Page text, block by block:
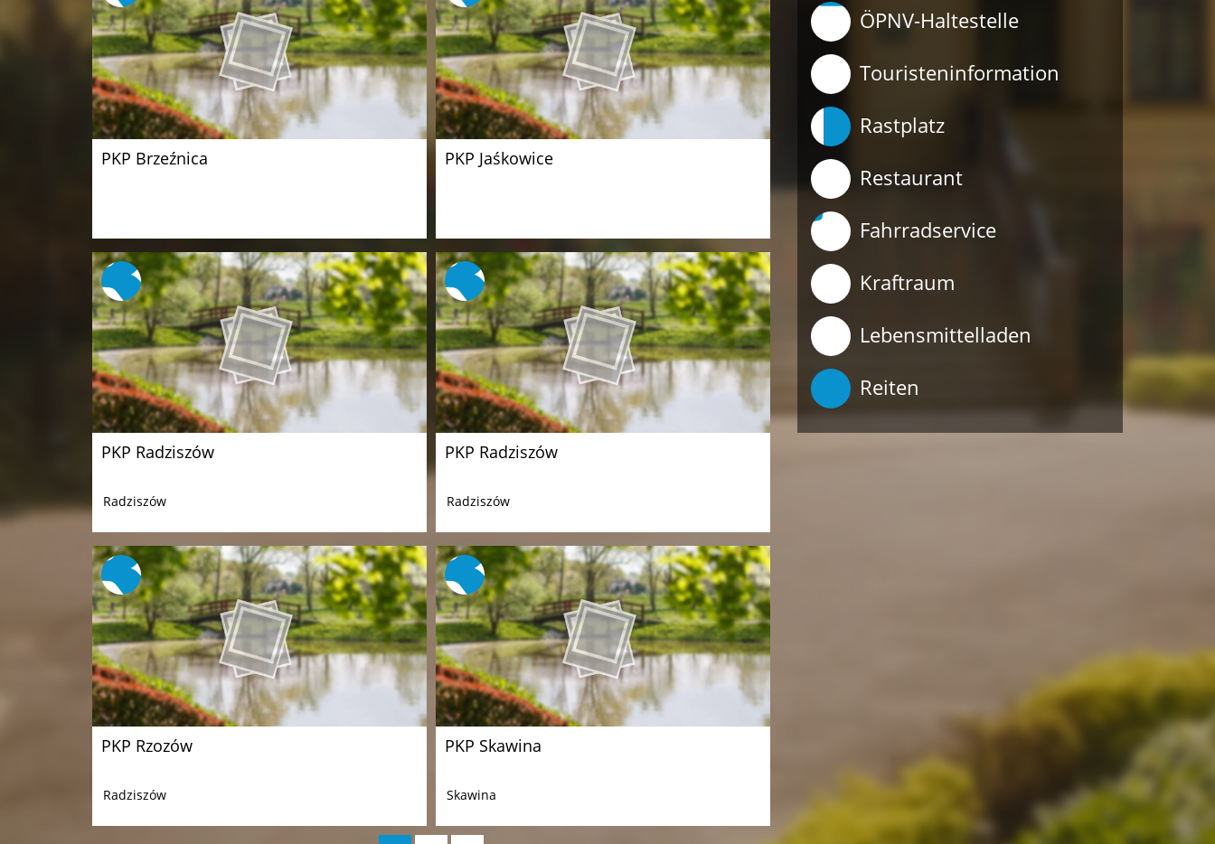
PKP Brzeźnica PKP Jaśkowice
PKP Radziszów
Radziszów
PKP Radziszów
Radziszów
PKP Rzozów
Radziszów
PKP Skawina
Skawina
ÖPNV-Haltestelle
Touristeninformation
Rastplatz
Restaurant
Fahrradservice
Kraftraum
Lebensmittelladen
Reiten